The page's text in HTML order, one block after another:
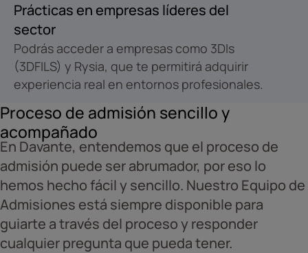
Prácticas en empresas líderes del
sector
Podrás acceder a empresas como 3DIs
(3DFILS) y Rysia, que te permitirá adquirir
experiencia real en entornos profesionales.
Proceso de admisión sencillo y
acompañado
En Davante, entendemos que el proceso de
admisión puede ser abrumador, por eso lo
hemos hecho fácil y sencillo. Nuestro Equipo de
Admisiones está siempre disponible para
guiarte a través del proceso y responder
cualquier pregunta que pueda tener.